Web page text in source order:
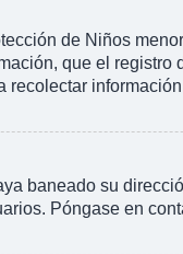
de Niños
que el
baneado su
Póngase en